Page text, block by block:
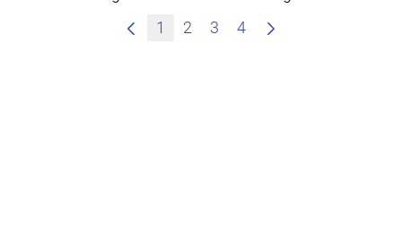
1
2 3 4